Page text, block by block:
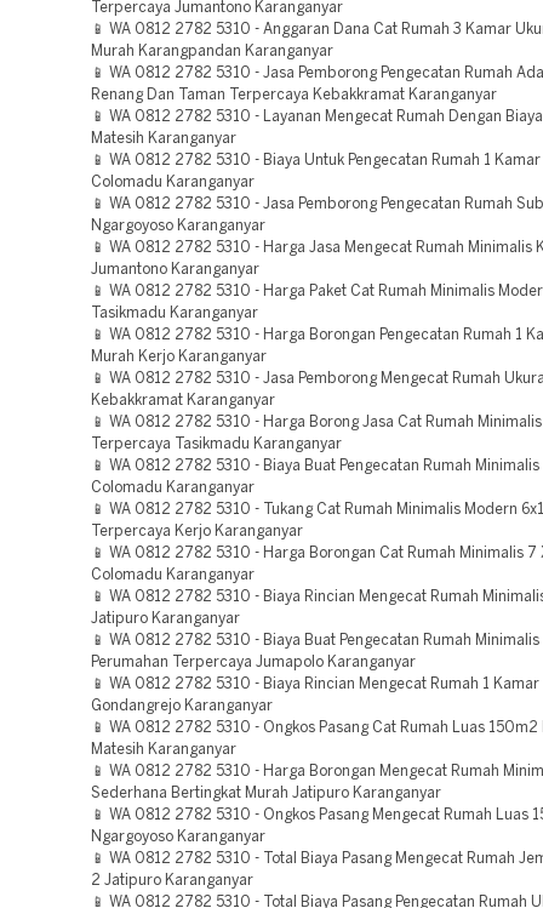
Terpercaya Jumantono Karanganyar
📱 WA 0812 2782 5310 - Anggaran Dana Cat Rumah 3 Kamar
Murah Karangpandan Karanganyar
📱 WA 0812 2782 5310 - Jasa Pemborong Pengecatan Rumah
Renang Dan Taman Terpercaya Kebakkramat Karanganyar
📱 WA 0812 2782 5310 - Layanan Mengecat Rumah Dengan
Matesih Karanganyar
📱 WA 0812 2782 5310 - Biaya Untuk Pengecatan Rumah 1
Colomadu Karanganyar
📱 WA 0812 2782 5310 - Jasa Pemborong Pengecatan Rumah
Ngargoyoso Karanganyar
📱 WA 0812 2782 5310 - Harga Jasa Mengecat Rumah Minimalis
Jumantono Karanganyar
📱 WA 0812 2782 5310 - Harga Paket Cat Rumah Minimalis
Tasikmadu Karanganyar
📱 WA 0812 2782 5310 - Harga Borongan Pengecatan Rumah 1
Murah Kerjo Karanganyar
📱 WA 0812 2782 5310 - Jasa Pemborong Mengecat Rumah
Kebakkramat Karanganyar
📱 WA 0812 2782 5310 - Harga Borong Jasa Cat Rumah
Terpercaya Tasikmadu Karanganyar
📱 WA 0812 2782 5310 - Biaya Buat Pengecatan Rumah
Colomadu Karanganyar
📱 WA 0812 2782 5310 - Tukang Cat Rumah Minimalis Modern
Terpercaya Kerjo Karanganyar
📱 WA 0812 2782 5310 - Harga Borongan Cat Rumah Minimalis 7
Colomadu Karanganyar
📱 WA 0812 2782 5310 - Biaya Rincian Mengecat Rumah
Jatipuro Karanganyar
📱 WA 0812 2782 5310 - Biaya Buat Pengecatan Rumah
Perumahan Terpercaya Jumapolo Karanganyar
📱 WA 0812 2782 5310 - Biaya Rincian Mengecat Rumah 1 Kamar
Gondangrejo Karanganyar
📱 WA 0812 2782 5310 - Ongkos Pasang Cat Rumah Luas 150m2
Matesih Karanganyar
📱 WA 0812 2782 5310 - Harga Borongan Mengecat Rumah
Sederhana Bertingkat Murah Jatipuro Karanganyar
📱 WA 0812 2782 5310 - Ongkos Pasang Mengecat Rumah Luas
Ngargoyoso Karanganyar
📱 WA 0812 2782 5310 - Total Biaya Pasang Mengecat Rumah
2 Jatipuro Karanganyar
📱 WA 0812 2782 5310 - Total Biaya Pasang Pengecatan Rumah